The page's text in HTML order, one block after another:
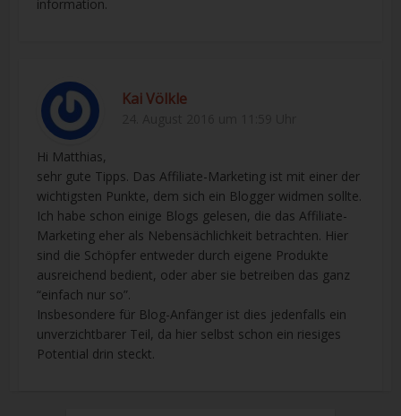
information.
Kai Völkle
Hi Matthias,
sehr gute Tipps. Das Affiliate-Marketing ist mit einer der
wichtigsten Punkte, dem sich ein Blogger widmen sollte.
Ich habe schon einige Blogs gelesen, die das Affiliate-
Marketing eher als Nebensächlichkeit betrachten. Hier
sind die Schöpfer entweder durch eigene Produkte
ausreichend bedient, oder aber sie betreiben das ganz
“einfach nur so”.
Insbesondere für Blog-Anfänger ist dies jedenfalls ein
unverzichtbarer Teil, da hier selbst schon ein riesiges
Potential drin steckt.